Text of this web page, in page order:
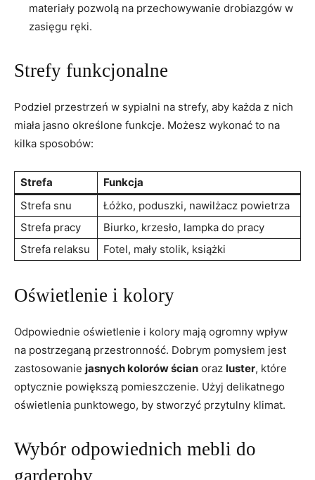
materiały pozwolą na przechowywanie drobiazgów​ w
zasięgu ręki.
Strefy funkcjonalne
Podziel przestrzeń w sypialni na⁤ strefy, aby każda z nich
miała⁢ jasno określone funkcje. Możesz wykonać to na
kilka sposobów:
Strefa
Funkcja
Strefa snu
Łóżko, poduszki, nawilżacz powietrza
Strefa pracy
Biurko, krzesło, lampka ⁣do pracy
Strefa relaksu
Fotel, mały stolik, książki
Oświetlenie i kolory
Odpowiednie oświetlenie i kolory mają ‍ogromny wpływ
na postrzeganą przestronność. Dobrym pomysłem jest
zastosowanie‌ jasnych kolorów ​ścian oraz luster, które
optycznie powiększą pomieszczenie. Użyj delikatnego
oświetlenia punktowego, by stworzyć przytulny klimat.
Wybór odpowiednich mebli do
garderoby